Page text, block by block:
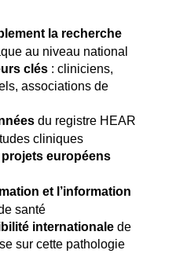
la recherche
au niveau national
clés : cliniciens,
associations de
du registre HEAR
cliniques
européens
et l’information
santé
internationale de
sur cette pathologie